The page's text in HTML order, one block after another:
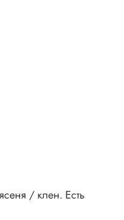
/ клен. Есть